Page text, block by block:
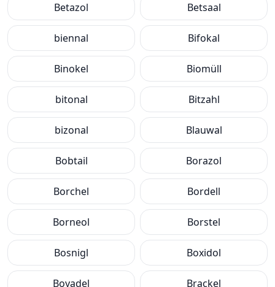
Betazol Betsaal
biennal Bifokal
Binokel Biomüll
bitonal Bitzahl
bizonal Blauwal
Bobtail Borazol
Borchel Bordell
Borneol Borstel
Bosnigl Boxidol
Boyadel Brackel